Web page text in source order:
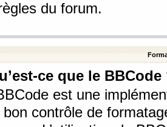
du forum.
ce que le BBCode
est une
contrôle de